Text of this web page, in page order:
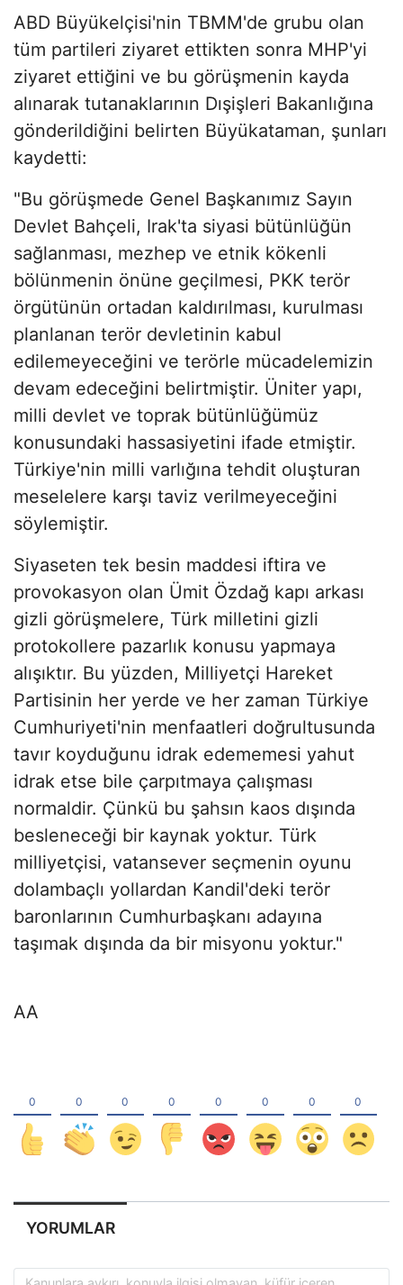
ABD Büyükelçisi'nin TBMM'de grubu olan
tüm partileri ziyaret ettikten sonra MHP'yi
ziyaret ettiğini ve bu görüşmenin kayda
alınarak tutanaklarının Dışişleri Bakanlığına
gönderildiğini belirten Büyükataman, şunları
kaydetti:
"Bu görüşmede Genel Başkanımız Sayın
Devlet Bahçeli, Irak'ta siyasi bütünlüğün
sağlanması, mezhep ve etnik kökenli
bölünmenin önüne geçilmesi, PKK terör
örgütünün ortadan kaldırılması, kurulması
planlanan terör devletinin kabul
edilemeyeceğini ve terörle mücadelemizin
devam edeceğini belirtmiştir. Üniter yapı,
milli devlet ve toprak bütünlüğümüz
konusundaki hassasiyetini ifade etmiştir.
Türkiye'nin milli varlığına tehdit oluşturan
meselelere karşı taviz verilmeyeceğini
söylemiştir.
Siyaseten tek besin maddesi iftira ve
provokasyon olan Ümit Özdağ kapı arkası
gizli görüşmelere, Türk milletini gizli
protokollere pazarlık konusu yapmaya
alışıktır. Bu yüzden, Milliyetçi Hareket
Partisinin her yerde ve her zaman Türkiye
Cumhuriyeti'nin menfaatleri doğrultusunda
tavır koyduğunu idrak edememesi yahut
idrak etse bile çarpıtmaya çalışması
normaldir. Çünkü bu şahsın kaos dışında
besleneceği bir kaynak yoktur. Türk
milliyetçisi, vatansever seçmenin oyunu
dolambaçlı yollardan Kandil'deki terör
baronlarının Cumhurbaşkanı adayına
taşımak dışında da bir misyonu yoktur."
AA
YORUMLAR